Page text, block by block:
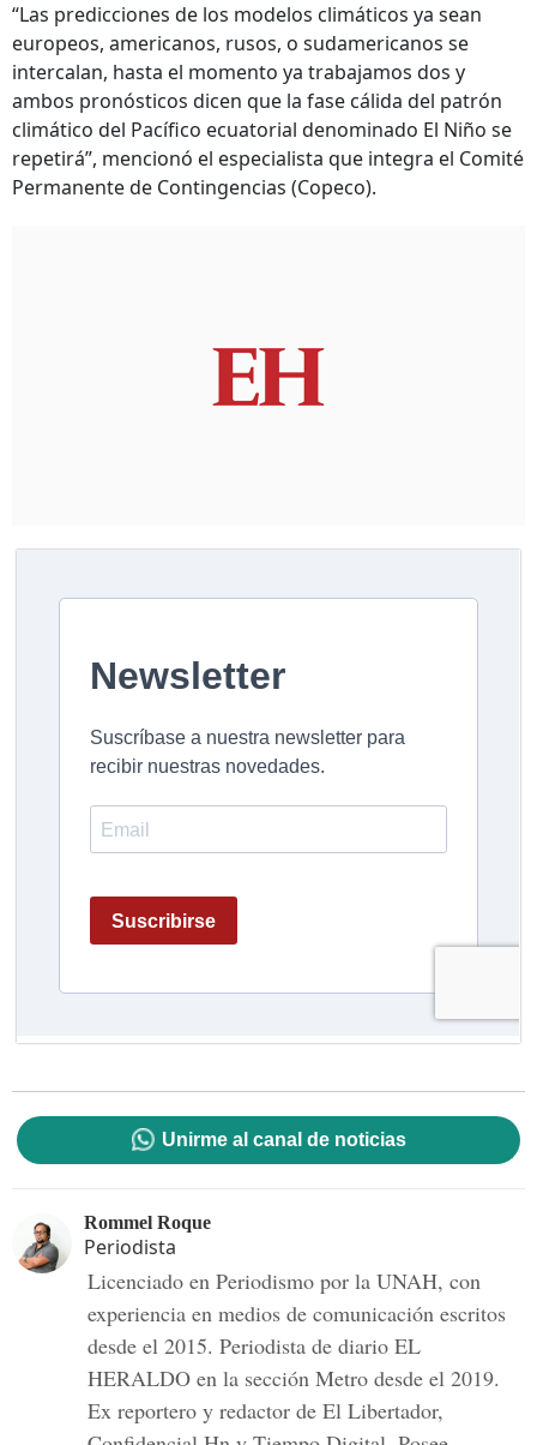
“Las predicciones de los modelos climáticos ya sean
europeos, americanos, rusos, o sudamericanos se
intercalan, hasta el momento ya trabajamos dos y
ambos pronósticos dicen que la fase cálida del patrón
climático del Pacífico ecuatorial denominado El Niño se
repetirá”, mencionó el especialista que integra el Comité
Permanente de Contingencias (Copeco).
Unirme al canal de noticias
Rommel Roque
Periodista
Licenciado en Periodismo por la UNAH, con
experiencia en medios de comunicación escritos
desde el 2015. Periodista de diario EL
HERALDO en la sección Metro desde el 2019.
Ex reportero y redactor de El Libertador,